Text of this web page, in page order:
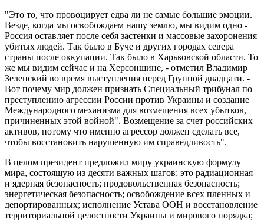
"Это то, что провоцирует едва ли не самые большие эмоции.
Везде, когда мы освобождаем нашу землю, мы видим одно -
Россия оставляет после себя застенки и массовые захоронения
убитых людей. Так было в Буче и других городах севера
страны после оккупации. Так было в Харьковской области. То
же мы видим сейчас и на Херсонщине, - отметил Владимир
Зеленский во время выступления перед Группой двадцати. -
Вот почему мир должен признать Специальный трибунал по
преступлению агрессии России против Украины и создание
Международного механизма для возмещения всех убытков,
причиненных этой войной". Возмещение за счет российских
активов, потому что именно агрессор должен сделать все,
чтобы восстановить нарушенную им справедливость".
В целом президент предложил миру украинскую формулу
мира, состоящую из десяти важных шагов: это радиационная
и ядерная безопасность; продовольственная безопасность;
энергетическая безопасность; освобождение всех пленных и
депортированных; исполнение Устава ООН и восстановление
территориальной целостности Украины и мирового порядка;